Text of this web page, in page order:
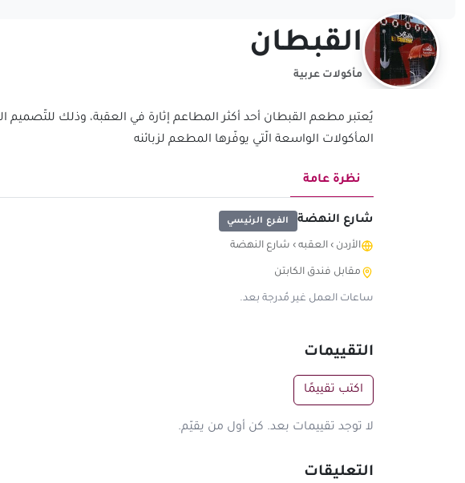
القبطان
مأكولات عربية
يُعتبر مطعم القبطان أحد أكثر المطاعم إثارة في العقبة، وذلك للتّصميم
المأكولات الواسعة الّتي يوفّرها المطعم لزبائنه
نظرة عامة
شارع النهضة الفرع الرئيسي
الأردن › العقبه › شارع النهضة
مقابل فندق الكابتن
ساعات العمل غير مُدرجة بعد.
التقييمات
اكتب تقييمًا
لا توجد تقييمات بعد. كن أول من يقيّم.
التعليقات